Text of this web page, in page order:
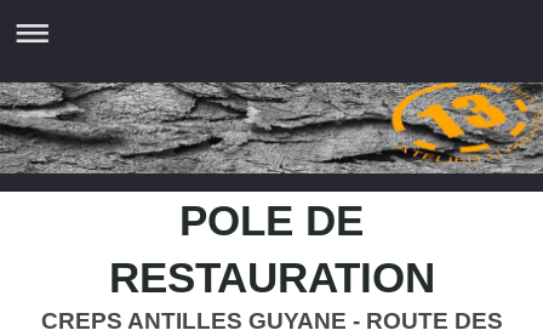
POLE DE
RESTAURATION
CREPS ANTILLES GUYANE - ROUTE DES